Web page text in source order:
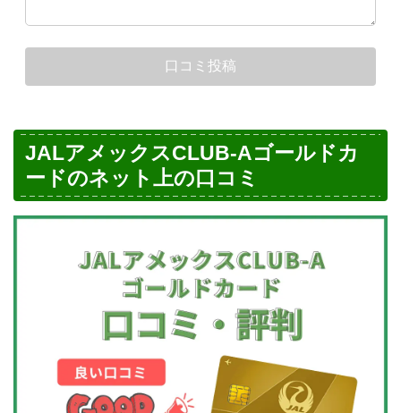
JALアメックスCLUB-Aゴールドカ
ードのネット上の口コミ